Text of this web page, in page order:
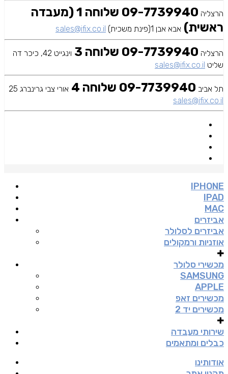
הרצליה
09-7739940 שלוחה 1 (מעבדה
ראשית) אבא אבן 1(פינת משכית) sales@ifix.co.il
הרצליה 09-7739940 שלוחה 3
וינגייט 42, כיכר דה
שליט sales@ifix.co.il
תל אביב 09-7739940 שלוחה 4
אורי צבי גרינברג 25
sales@ifix.co.il
IPHONE
IPAD
MAC
אביזרים
אביזרים לסלולר
אוזניות ורמקולים
מכשירי סלולר
SAMSUNG
APPLE
מכשירים זאפ
מכשירים יד 2
שירותי מעבדה
כבלים ומתאמים
אודותינו